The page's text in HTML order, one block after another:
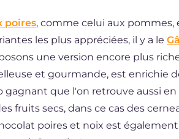
BR
poires, comme celui aux
les plus appréciées, il y a le
une version encore plus
et gourmande, est enrichie
gagnant que l'on retrouve aussi
fruits secs, dans ce cas des
poires et noix est